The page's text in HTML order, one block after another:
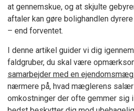
at gennemskue, og at skjulte
aftaler kan gøre bolighandlen
– end forventet.
I denne artikel guider vi dig
faldgruber, du skal være
samarbejder med en
nærmere på, hvad mæglerens
omkostninger der ofte gemmer sig